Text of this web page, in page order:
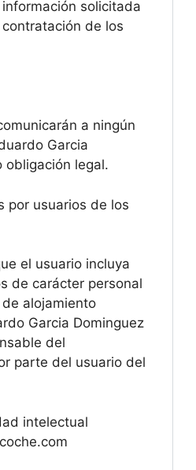
solicitada
de los
a ningún
Garcia
obligación legal.
por usuarios de los
el usuario incluya
de carácter personal
alojamiento
Garcia Dominguez
del
parte del usuario del
intelectual